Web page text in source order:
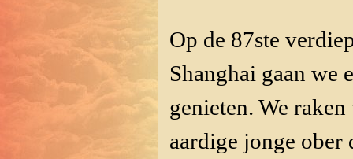
Op de 87ste
Shanghai gaan we
genieten. We
aardige jonge